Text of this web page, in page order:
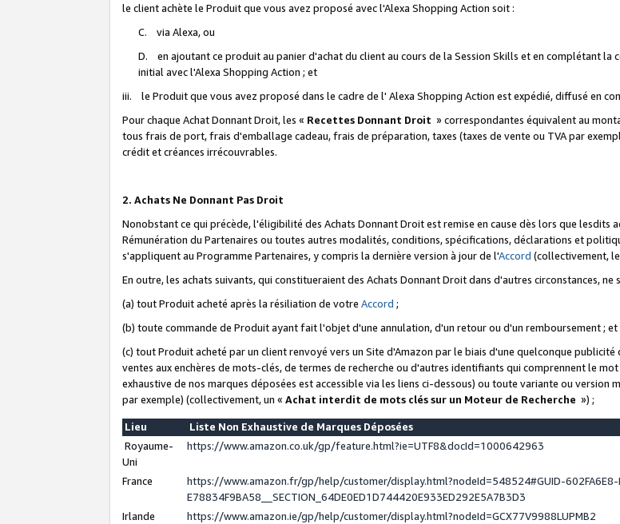
le client achète le Produit que vous avez proposé avec l'Alexa Shopping Action soit :
C. via Alexa, ou
D. en ajoutant ce produit au panier d'achat du client au cours de la Session Skills et en complétant la
initial avec l'Alexa Shopping Action ; et
iii. le Produit que vous avez proposé dans le cadre de l' Alexa Shopping Action est expédié, diffusé en
Pour chaque Achat Donnant Droit, les « Recettes Donnant Droit » correspondantes équivalent au
tous frais de port, frais d'emballage cadeau, frais de préparation, taxes (taxes de vente ou TVA par
crédit et créances irrécouvrables.
2. Achats Ne Donnant Pas Droit
Nonobstant ce qui précède, l'éligibilité des Achats Donnant Droit est remise en cause dès lors que
Rémunération du Partenaires ou toutes autres modalités, conditions, spécifications, déclarations et
s'appliquent au Programme Partenaires, y compris la dernière version à jour de l'Accord (collectivement,
En outre, les achats suivants, qui constitueraient des Achats Donnant Droit dans d'autres circonstances,
(a) tout Produit acheté après la résiliation de votre Accord ;
(b) toute commande de Produit ayant fait l'objet d'une annulation, d'un retour ou d'un remboursement ; et
(c) tout Produit acheté par un client renvoyé vers un Site d'Amazon par le biais d'une quelconque
ventes aux enchères de mots-clés, de termes de recherche ou d'autres identifiants qui comprennent le
exhaustive de nos marques déposées est accessible via les liens ci-dessous) ou toute variante ou version
par exemple) (collectivement, un « Achat interdit de mots clés sur un Moteur de Recherche ») ;
Lieu
Liste Non Exhaustive de Marques Déposées
Royaume-
Uni
https://www.amazon.co.uk/gp/feature.html?ie=UTF8&docId=1000642963
France
https://www.amazon.fr/gp/help/customer/display.html?nodeId=548524#GUID-
E78834F9BA58__SECTION_64DE0ED1D744420E933ED292E5A7B3D3
Irlande
https://www.amazon.ie/gp/help/customer/display.html?nodeId=GCX77V9988LUPMB2